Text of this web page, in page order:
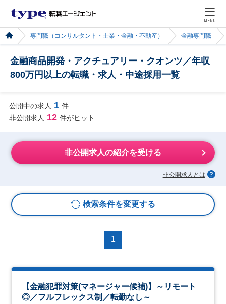
MENU
専門職（コンサルタント・士業・金融・不動産） 金融専門職
金融商品開発・アクチュアリー・クオンツ／年収
800万円以上の転職・求人・中途採用一覧
公開中の求人 1 件
非公開求人 12 件がヒット
非公開求人の紹介を受ける
非公開求人とは
検索条件を変更する
1
【金融犯罪対策(マネージャー候補)】～リモート
◎／フルフレックス制／転勤なし～